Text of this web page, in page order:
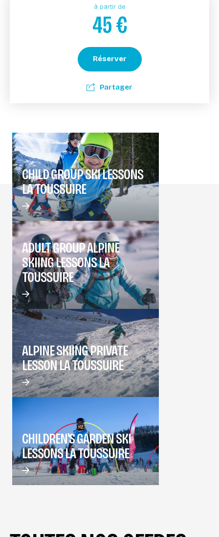
à partir de
45€
Réserver
Partager
CHILD GROUP SKI LESSONS
LA TOUSSUIRE
ADULT GROUP ALPINE
SKIING LESSONS LA
TOUSSUIRE
ALPINE SKIING PRIVATE
LESSON LA TOUSSUIRE
CHILDREN'S GARDEN SKI
LESSONS LA TOUSSUIRE